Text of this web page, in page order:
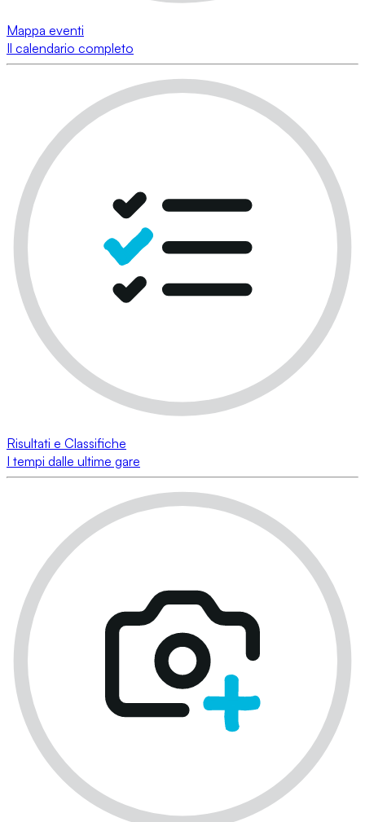
Mappa eventi
Il calendario completo
Risultati e Classifiche
I tempi dalle ultime gare